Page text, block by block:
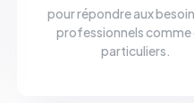
pour répondre aux
professionnels comme
particuliers.